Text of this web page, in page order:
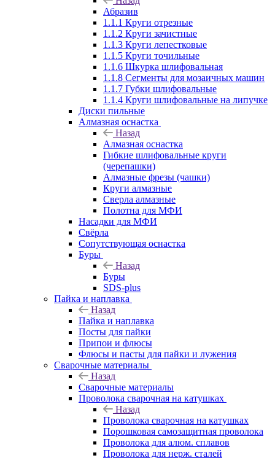
Абразив
1.1.1 Круги отрезные
1.1.2 Круги зачистные
1.1.3 Круги лепестковые
1.1.5 Круги точильные
1.1.6 Шкурка шлифовальная
1.1.8 Сегменты для мозаичных машин
1.1.7 Губки шлифовальные
1.1.4 Круги шлифовальные на липучке
Диски пильные
Алмазная оснастка
Назад
Алмазная оснастка
Гибкие шлифовальные круги
(черепашки)
Алмазные фрезы (чашки)
Круги алмазные
Сверла алмазные
Полотна для МФИ
Насадки для МФИ
Свёрла
Сопутствующая оснастка
Буры
Назад
Буры
SDS-plus
Пайка и наплавка
Назад
Пайка и наплавка
Посты для пайки
Припои и флюсы
Флюсы и пасты для пайки и лужения
Сварочные материалы
Назад
Сварочные материалы
Проволока сварочная на катушках
Назад
Проволока сварочная на катушках
Порошковая самозащитная проволока
Проволока для алюм. сплавов
Проволока для нерж. сталей